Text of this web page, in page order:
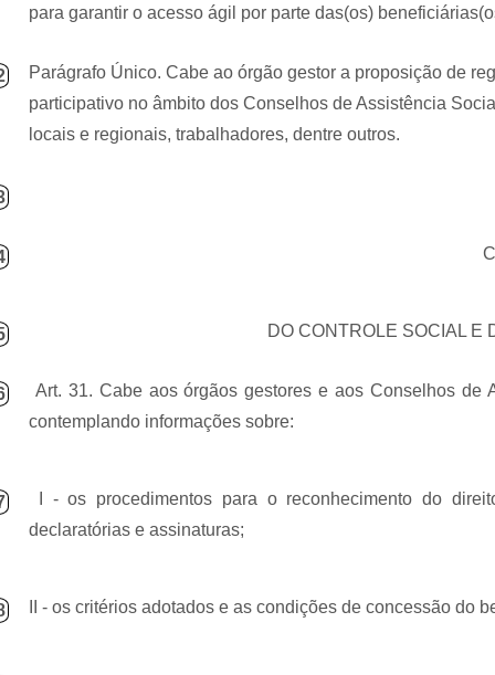
para garantir o acesso ágil por parte das(os)
Parágrafo Único. Cabe ao órgão gestor a proposição de
participativo no âmbito dos Conselhos de Assistência
locais e regionais, trabalhadores, dentre outros.
DO CONTROLE SOCIAL E
Art. 31. Cabe aos órgãos gestores e aos Conselhos de
contemplando informações sobre:
I - os procedimentos para o reconhecimento do
declaratórias e assinaturas;
II - os critérios adotados e as condições de concessão do